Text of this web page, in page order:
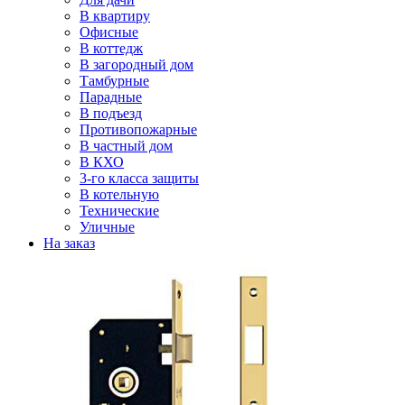
В квартиру
Офисные
В коттедж
В загородный дом
Тамбурные
Парадные
В подъезд
Противопожарные
В частный дом
В КХО
3-го класса защиты
В котельную
Технические
Уличные
На заказ